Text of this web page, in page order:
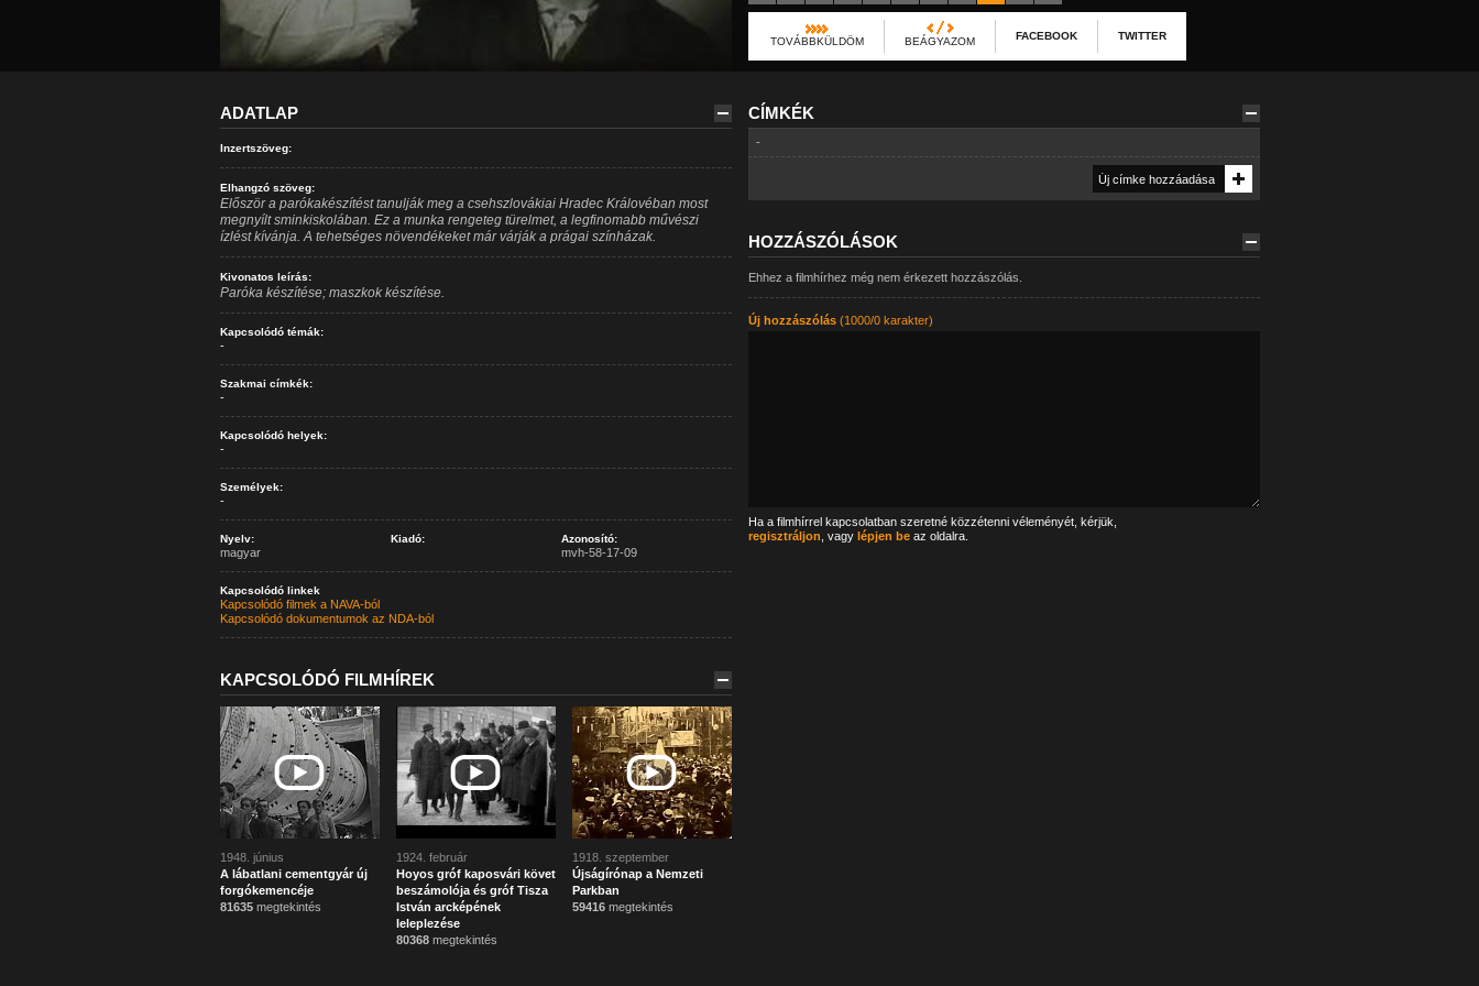
TOVÁBBKÜLDÖM BEÁGYAZOM FACEBOOK TWITTER
ADATLAP
Inzertszöveg:
Elhangzó szöveg:
Először a parókakészítést tanulják meg a csehszlovákiai Hradec Královéban most
megnyílt sminkiskolában. Ez a munka rengeteg türelmet, a legfinomabb művészi
ízlést kívánja. A tehetséges növendékeket már várják a prágai színházak.
Kivonatos leírás:
Paróka készítése; maszkok készítése.
Kapcsolódó témák:
-
Szakmai címkék:
-
Kapcsolódó helyek:
-
Személyek:
-
Nyelv:
magyar
Kiadó: Azonosító:
mvh-58-17-09
Kapcsolódó linkek
Kapcsolódó filmek a NAVA-ból
Kapcsolódó dokumentumok az NDA-ból
KAPCSOLÓDÓ FILMHÍREK
1948. június
A lábatlani cementgyár új
forgókemencéje
81635megtekintés
1924. február
Hoyos gróf kaposvári követ
beszámolója és gróf Tisza
István arcképének
leleplezése
80368megtekintés
1918. szeptember
Újságírónap a Nemzeti
Parkban
59416megtekintés
CÍMKÉK
-
HOZZÁSZÓLÁSOK
Ehhez a filmhírhez még nem érkezett hozzászólás.
Új hozzászólás(1000/0 karakter)
Ha a filmhírrel kapcsolatban szeretné közzétenni véleményét, kérjük,
regisztráljon , vagy lépjen beaz oldalra.